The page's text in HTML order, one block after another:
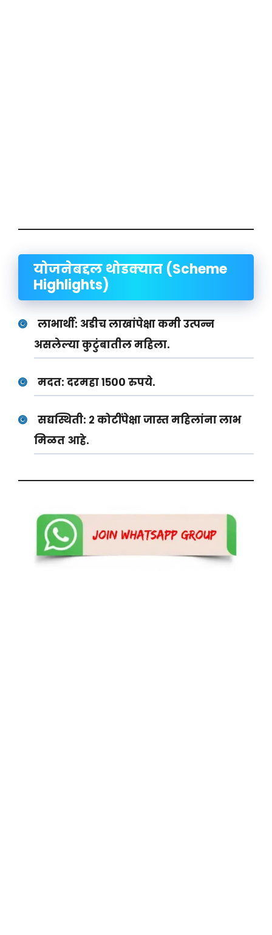
योजनेबद्दल थोडक्यात (Scheme
Highlights)
लाभार्थी: अडीच लाखांपेक्षा कमी उत्पन्न
असलेल्या कुटुंबातील महिला.
मदत: दरमहा १५०० रुपये.
सद्यस्थिती: २ कोटींपेक्षा जास्त महिलांना लाभ
मिळत आहे.